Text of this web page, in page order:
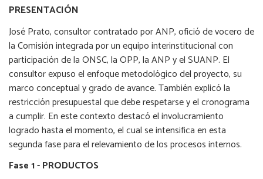
PRESENTACIÓN
José Prato, consultor contratado por ANP, ofició de vocero de
la Comisión integrada por un equipo interinstitucional con
participación de la ONSC, la OPP, la ANP y el SUANP. El
consultor expuso el enfoque metodológico del proyecto, su
marco conceptual y grado de avance. También explicó la
restricción presupuestal que debe respetarse y el cronograma
a cumplir. En este contexto destacó el involucramiento
logrado hasta el momento, el cual se intensifica en esta
segunda fase para el relevamiento de los procesos internos.
Fase 1 - PRODUCTOS